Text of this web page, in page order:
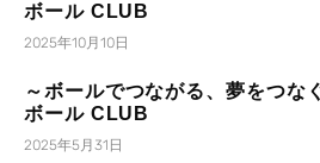
ボール CLUB
2025年10月10日
～ボールでつながる、夢をつな
ボール CLUB
2025年5月31日